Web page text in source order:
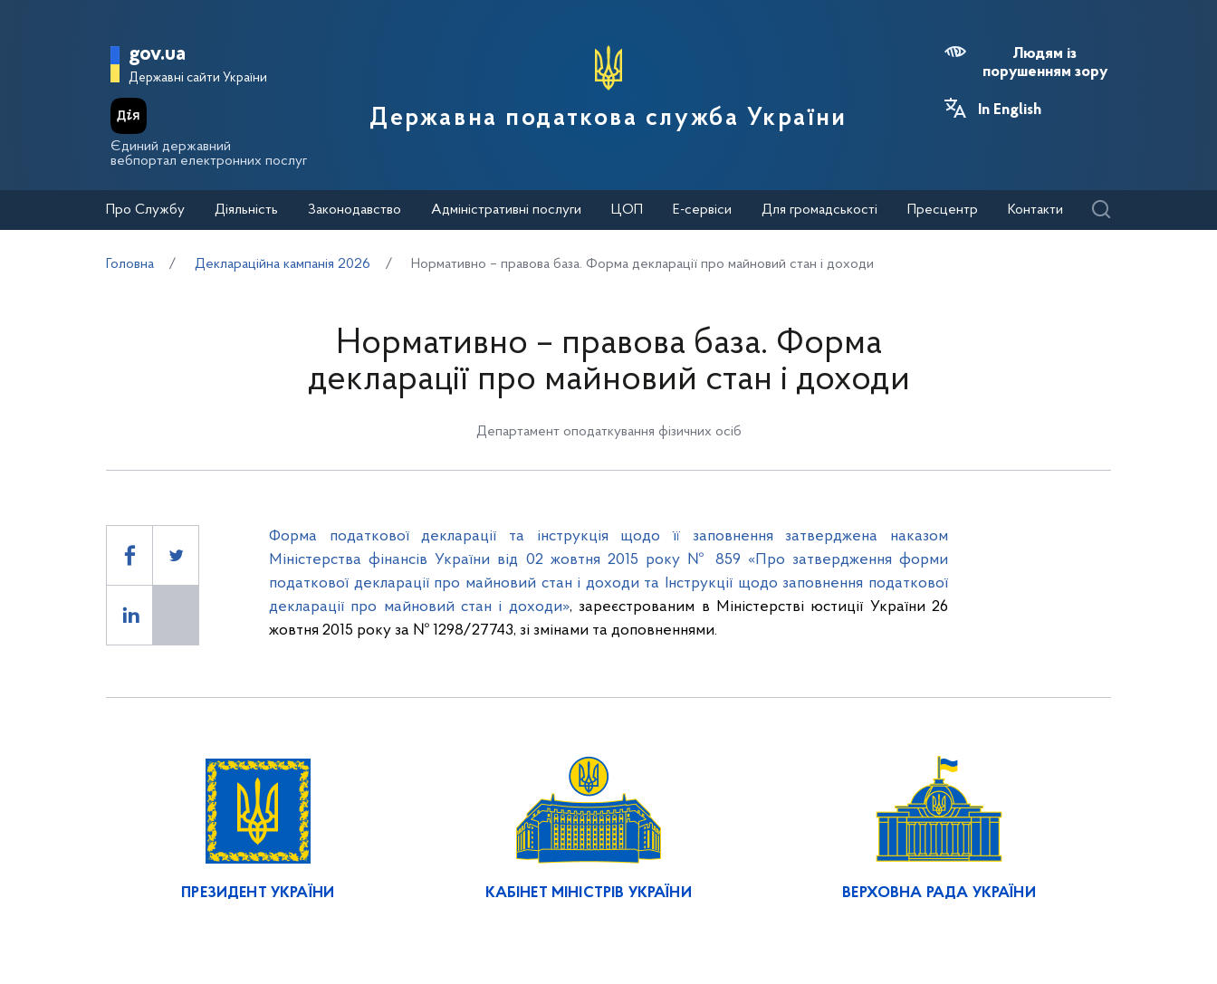
Головна сторінка Державної податкової служби України
gov.ua
Державні сайти України
Єдиний державний
вебпортал електронних послуг
Державна податкова служба України
Людям із
порушенням зору
In English
Про Службу Діяльність Законодавство Адміністративні послуги ЦОП Е-сервіси Для громадськості Пресцентр Контакти
Головна Деклараційна кампанія 2026 Нормативно – правова база. Форма декларації про майновий стан і доходи
Нормативно – правова база. Форма
декларації про майновий стан і доходи
Департамент оподаткування фізичних осіб
Форма податкової декларації та інструкція щодо її заповнення затверджена наказом
Міністерства фінансів України від 02 жовтня 2015 року № 859 «Про затвердження форми
податкової декларації про майновий стан і доходи та Інструкції щодо заповнення податкової
декларації про майновий стан і доходи», зареєстрованим в Міністерстві юстиції України 26
жовтня 2015 року за № 1298/27743, зі змінами та доповненнями.
ПРЕЗИДЕНТ УКРАЇНИ КАБІНЕТ МІНІСТРІВ УКРАЇНИ ВЕРХОВНА РАДА УКРАЇНИ